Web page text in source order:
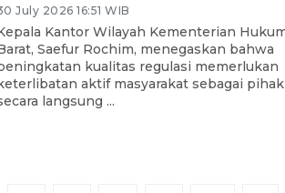
July 2026 16:51 WIB
Kantor Wilayah Kementerian
Saefur Rochim, menegaskan bahwa
kualitas regulasi memerlukan
aktif masyarakat sebagai
langsung ...